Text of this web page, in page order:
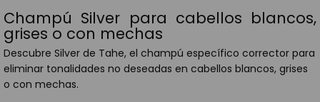
Champú Silver para cabellos blancos,
grises o con mechas
Descubre Silver de Tahe, el champú específico corrector para
eliminar tonalidades no deseadas en cabellos blancos, grises
o con mechas.